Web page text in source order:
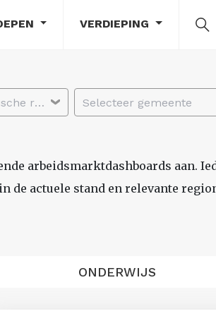
VERDIEPING
Selecteer economische regio Selecteer gemeente
arbeidsmarktdashboards aan.
de actuele stand en relevante
ONDERWIJS